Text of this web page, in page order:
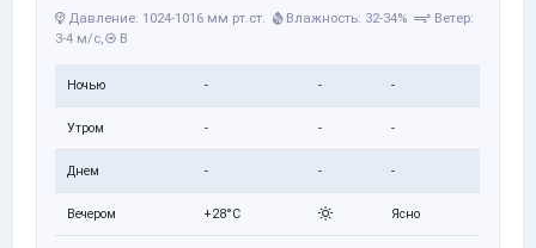
Давление: 1024-1016 мм рт.ст. Влажность: 32-34%
Ветер:
3-4 м/с,
В
Ночью - - -
Утром - - -
Днем - - -
Вечером +28°C Ясно